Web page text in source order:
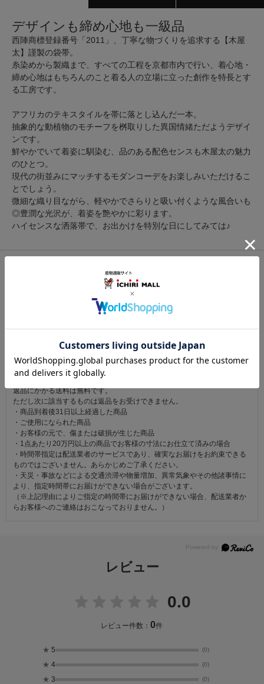
デザインも締め心地も一級品
西陣商標登録番号「2011」、丁寧な物づくりを追求する【木屋
太】謹製の袋帯。
糸染めから製織まで、すべての工程を京都市内で行い、着心地・
締め心地はもちろんのこと着る人の立場に立った創作を特長とす
る工房です。
アフリカのテキスタイルを帯に落とし込んだ一本。
抽象的な動植物のモチーフを桝取りした異国情緒ただようデザイ
ンです。
鮮やかでいて着姿に馴染む、品のある配色センスも木屋太の魅力
のひとつ。
現代の街並みにマッチするモダンコーデをお楽しみいただけるこ
とでしょう。
微細な織り目ながら、軽やかでさらりと吸い付くような風合いも
◎豊潤な光沢が、着姿を艶やかに彩ります。
ハイセンスな洒落帯で、お出かけを特別な日にしてみては♪
西陣
この商品を見た人は
こちらの商品も見ています
注意事項
お仕立て後、お客様の手元に届いてから30日以内であれば返品可能です。
返品にかかる送料は無料です。
ただし次に該当するものは返品をお受けできません。
・商品到着後31日以上経過した商品
・ご使用になられた商品
・お客様の元で、傷または破損が生じた商品
・1点あたり20万円以上の商品でお客様の寸法にお仕立て済みの場合
・時間帯指定は配送業者のサービスであり、確実なお届けをお約束できる
ものではございません。あらかじめご了承ください。
・天災・事故などによる交通渋滞や物量増加、異常気象やその他諸事情に
より、指定時間帯にお届けができない場合がございます。
（※上記理由によりご指定の時間帯にお届けができない場合、配送業者か
らお客様へのご連絡はおこなっておりません。）
レビュー
0.0
レビュー件数：0件
★ 5 (0)
★ 4 (0)
★ 3 (0)